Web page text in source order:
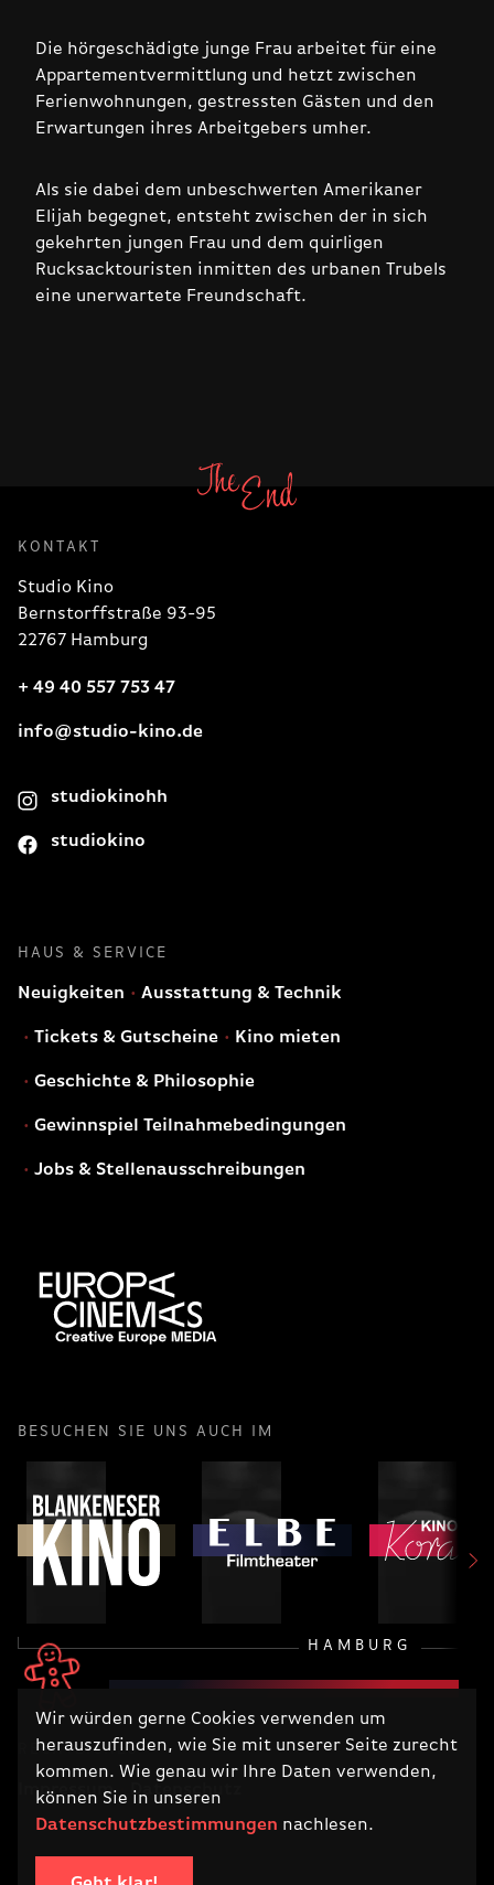
Wir würden gerne Cookies verwenden um
herauszufinden, wie Sie mit unserer Seite zurecht
kommen. Wie genau wir Ihre Daten verwenden,
können Sie in unseren
Datenschutzbestimmungen nachlesen.
Die hörgeschädigte junge Frau arbeitet für eine
Appartementvermittlung und hetzt zwischen
Ferienwohnungen, gestressten Gästen und den
Erwartungen ihres Arbeitgebers umher.
Als sie dabei dem unbeschwerten Amerikaner
Elijah begegnet, entsteht zwischen der in sich
gekehrten jungen Frau und dem quirligen
Rucksacktouristen inmitten des urbanen Trubels
eine unerwartete Freundschaft.
KONTAKT
Studio Kino
Bernstorffstraße 93-95
22767 Hamburg
+ 49 40 557 753 47
info@studio-kino.de
studiokinohh
studiokino
HAUS & SERVICE
Neuigkeiten Ausstattung & Technik
Tickets & Gutscheine Kino mieten
Geschichte & Philosophie
Gewinnspiel Teilnahmebedingungen
Jobs & Stellenausschreibungen
BESUCHEN SIE UNS AUCH IM
HAMBURG
RECHTLICHES
Impressum Datenschutz